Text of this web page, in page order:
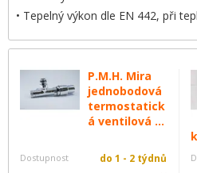
P.M.H. Mira
jednobodová
termostatick
á ventilová ...
Dostupnost do 1 - 2 týdnů
Tepelný výkon dle EN 442, při